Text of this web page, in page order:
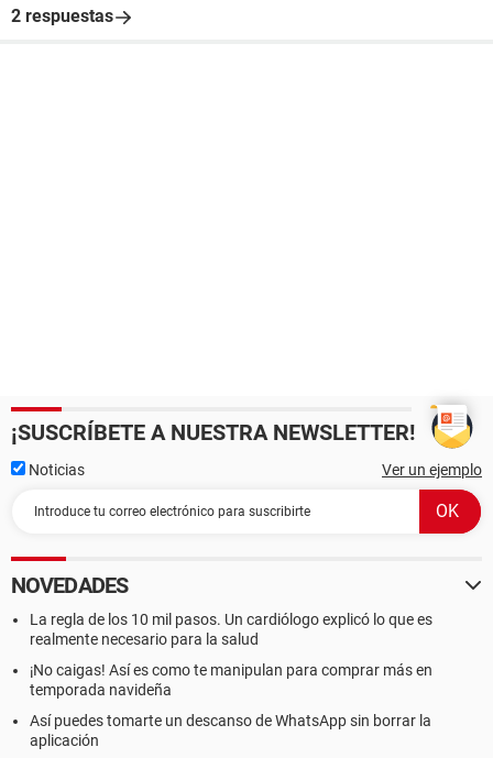
2 respuestas
¡SUSCRÍBETE A NUESTRA NEWSLETTER!
Noticias Ver un ejemplo
NOVEDADES
La regla de los 10 mil pasos. Un cardiólogo explicó lo que es
realmente necesario para la salud
¡No caigas! Así es como te manipulan para comprar más en
temporada navideña
Así puedes tomarte un descanso de WhatsApp sin borrar la
aplicación